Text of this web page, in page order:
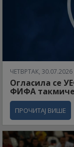
ЧЕТВРТАК,
Огласила се
ФИФА
ПРОЧИТАЈ ВИШЕ